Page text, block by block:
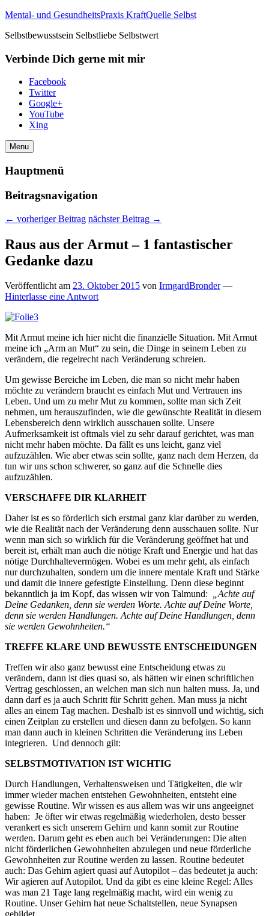
Mental- und GesundheitsPraxis KraftQuelle Selbst
Selbstbewusstsein Selbstliebe Selbstwert
Verbinde Dich gerne mit mir
Facebook
Twitter
Google+
YouTube
Xing
Menu
Hauptmenü
Beitragsnavigation
← vorheriger Beitrag nächster Beitrag →
Raus aus der Armut – 1 fantastischer
Gedanke dazu
Veröffentlicht am 23. Oktober 2015 von IrmgardBronder —
Hinterlasse eine Antwort
Mit Armut meine ich hier nicht die finanzielle Situation. Mit Armut
meine ich „Arm an Mut“ zu sein, die Dinge in seinem Leben zu
verändern, die regelrecht nach Veränderung schreien.
Um gewisse Bereiche im Leben, die man so nicht mehr haben
möchte zu verändern braucht es einfach Mut und Vertrauen ins
Leben. Und um zu mehr Mut zu kommen, sollte man sich Zeit
nehmen, um herauszufinden, wie die gewünschte Realität in diesem
Lebensbereich denn wirklich ausschauen sollte. Unsere
Aufmerksamkeit ist oftmals viel zu sehr darauf gerichtet, was man
nicht mehr haben möchte. Da fällt es uns leicht, ganz viel
aufzuzählen. Wie aber etwas sein sollte, ganz nach dem Herzen, da
tun wir uns schon schwerer, so ganz auf die Schnelle dies
aufzuzählen.
VERSCHAFFE DIR KLARHEIT
Daher ist es so förderlich sich erstmal ganz klar darüber zu werden,
wie die Realität nach der Veränderung denn ausschauen sollte. Nur
wenn man sich so wirklich für die Veränderung geöffnet hat und
bereit ist, erhält man auch die nötige Kraft und Energie und hat das
nötige Durchhaltevermögen. Wobei es um mehr geht, als einfach
nur durchzuhalten, sondern um die innere mentale Kraft und Stärke
und damit die innere gefestigte Einstellung. Denn diese beginnt
bekanntlich ja im Kopf, das wissen wir von Talmund: „Achte auf
Deine Gedanken, denn sie werden Worte. Achte auf Deine Worte,
denn sie werden Handlungen. Achte auf Deine Handlungen, denn
sie werden Gewohnheiten.“
TREFFE KLARE UND BEWUSSTE ENTSCHEIDUNGEN
Treffen wir also ganz bewusst eine Entscheidung etwas zu
verändern, dann ist dies quasi so, als hätten wir einen schriftlichen
Vertrag geschlossen, an welchen man sich nun halten muss. Ja, und
dann darf es ja auch Schritt für Schritt gehen. Man muss ja nicht
alles an einem Tag machen. Deshalb ist es sinnvoll und wichtig, sich
einen Zeitplan zu erstellen und diesen dann zu befolgen. So kann
man dann auch in kleinen Schritten die Veränderung ins Leben
integrieren. Und dennoch gilt:
SELBSTMOTIVATION IST WICHTIG
Durch Handlungen, Verhaltensweisen und Tätigkeiten, die wir
immer wieder machen entstehen Gewohnheiten, entsteht eine
gewisse Routine. Wir wissen es aus allem was wir uns angeeignet
haben: Je öfter wir etwas regelmäßig wiederholen, desto besser
verankert es sich unserem Gehirn und kann somit zur Routine
werden. Darum geht es eben auch bei Veränderungen: Die alten
nicht förderlichen Gewohnheiten abzulegen und neue förderliche
Gewohnheiten zur Routine werden zu lassen. Routine bedeutet
auch: Das Gehirn agiert quasi auf Autopilot – das bedeutet ja auch:
Wir agieren auf Autopilot. Und da gibt es eine kleine Regel: Alles
was man 21 Tage lang regelmäßig macht, wird ein wenig zu
Routine. Unser Gehirn hat neue Schaltstellen, neue Synapsen